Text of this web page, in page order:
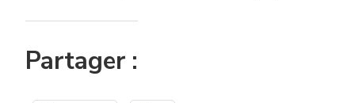
Partager :